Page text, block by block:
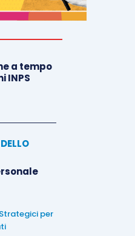
a tempo
INPS
per